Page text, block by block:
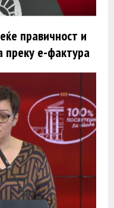
правичност и
преку е-фактура